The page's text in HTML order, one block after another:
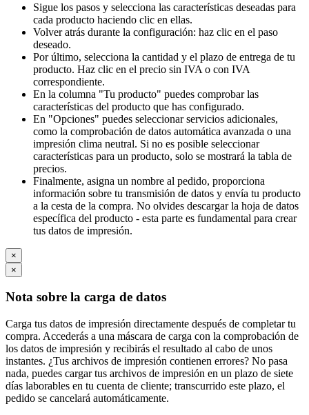
Sigue los pasos y selecciona las características deseadas para
cada producto haciendo clic en ellas.
Volver atrás durante la configuración: haz clic en el paso
deseado.
Por último, selecciona la cantidad y el plazo de entrega de tu
producto. Haz clic en el precio sin IVA o con IVA
correspondiente.
En la columna "Tu producto" puedes comprobar las
características del producto que has configurado.
En "Opciones" puedes seleccionar servicios adicionales,
como la comprobación de datos automática avanzada o una
impresión clima neutral. Si no es posible seleccionar
características para un producto, solo se mostrará la tabla de
precios.
Finalmente, asigna un nombre al pedido, proporciona
información sobre tu transmisión de datos y envía tu producto
a la cesta de la compra. No olvides descargar la hoja de datos
específica del producto - esta parte es fundamental para crear
tus datos de impresión.
×
×
Nota sobre la carga de datos
Carga tus datos de impresión directamente después de completar tu
compra. Accederás a una máscara de carga con la comprobación de
los datos de impresión y recibirás el resultado al cabo de unos
instantes. ¿Tus archivos de impresión contienen errores? No pasa
nada, puedes cargar tus archivos de impresión en un plazo de siete
días laborables en tu cuenta de cliente; transcurrido este plazo, el
pedido se cancelará automáticamente.